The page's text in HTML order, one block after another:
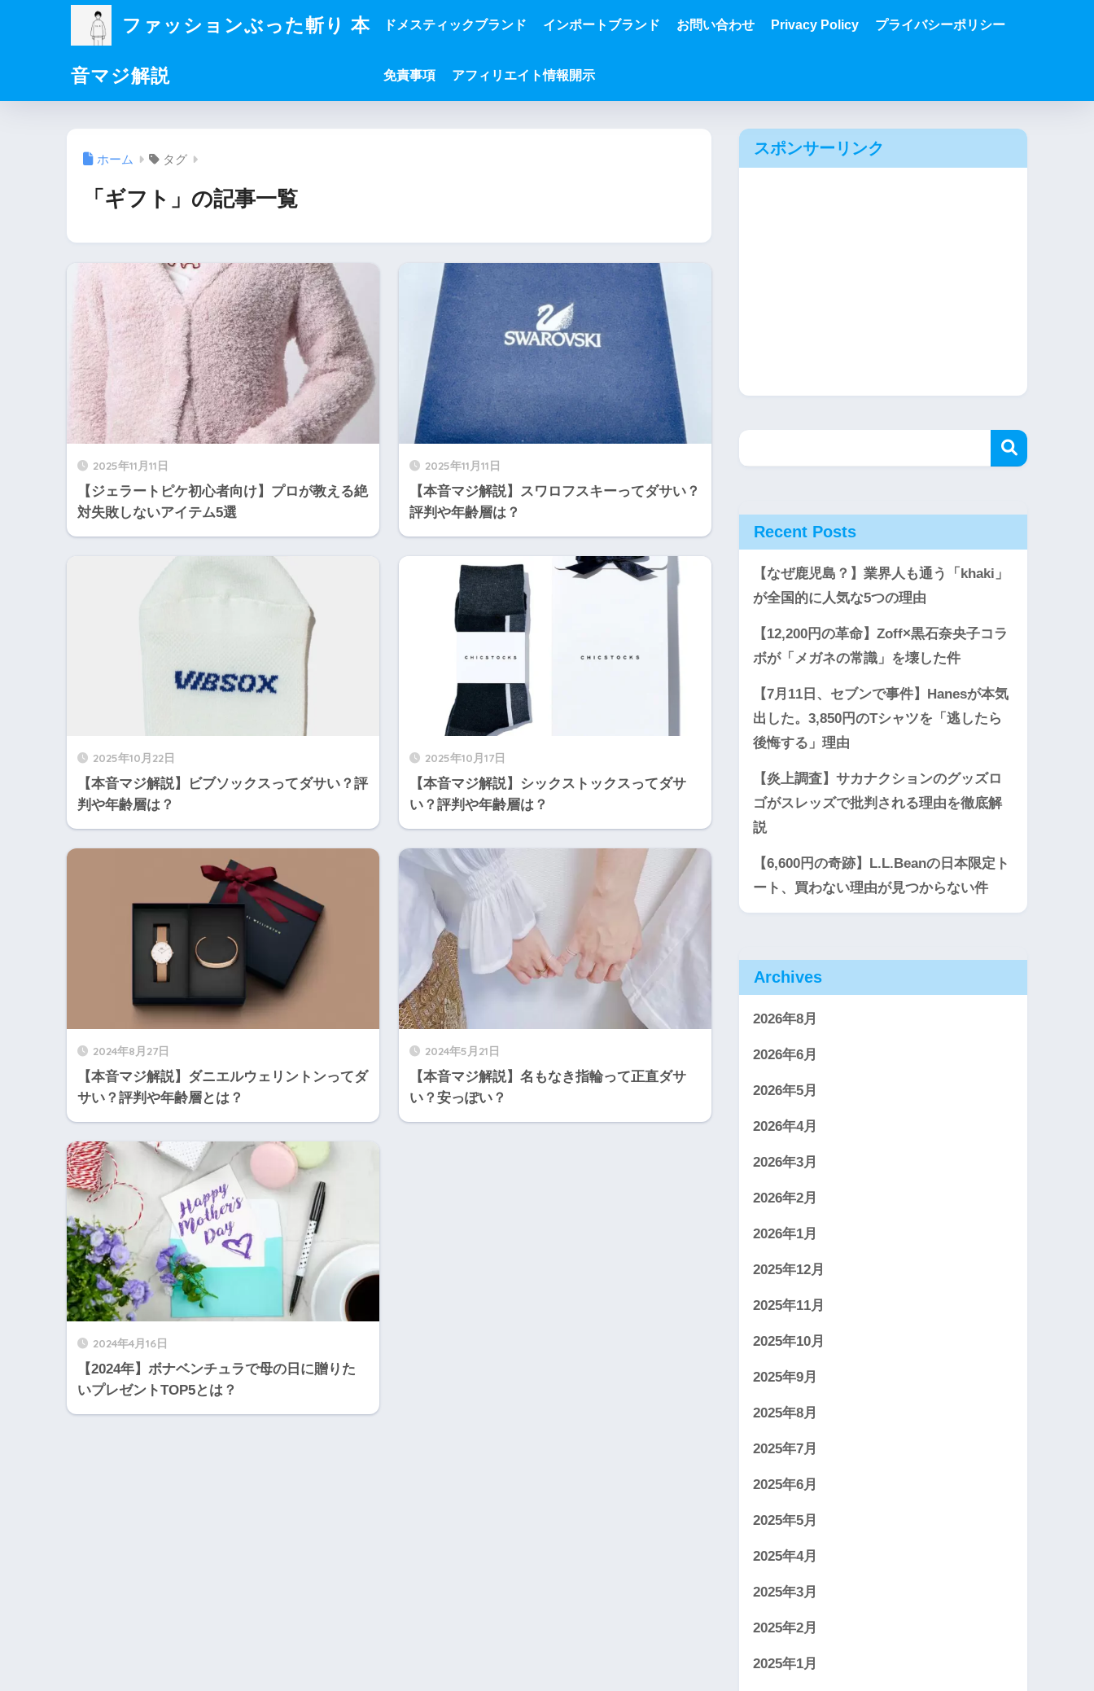
ファッションぶった斬り 本
音マジ解説
ドメスティックブランド インポートブランド お問い合わせ Privacy Policy プライバシーポリシー
免責事項 アフィリエイト情報開示
ホーム タグ
「ギフト」の記事一覧
2025年11月11日
【ジェラートピケ初心者向け】プロが教える絶
対失敗しないアイテム5選
2025年11月11日
【本音マジ解説】スワロフスキーってダサい？
評判や年齢層は？
2025年10月22日
【本音マジ解説】ビブソックスってダサい？評
判や年齢層は？
2025年10月17日
【本音マジ解説】シックストックスってダサ
い？評判や年齢層は？
2024年8月27日
【本音マジ解説】ダニエルウェリントンってダ
サい？評判や年齢層とは？
2024年5月21日
【本音マジ解説】名もなき指輪って正直ダサ
い？安っぽい？
2024年4月16日
【2024年】ボナベンチュラで母の日に贈りた
いプレゼントTOP5とは？
スポンサーリンク
Recent Posts
【なぜ鹿児島？】業界人も通う「khaki」
が全国的に人気な5つの理由
【12,200円の革命】Zoff×黒石奈央子コラ
ボが「メガネの常識」を壊した件
【7月11日、セブンで事件】Hanesが本気
出した。3,850円のTシャツを「逃したら
後悔する」理由
【炎上調査】サカナクションのグッズロ
ゴがスレッズで批判される理由を徹底解
説
【6,600円の奇跡】L.L.Beanの日本限定ト
ート、買わない理由が見つからない件
Archives
2026年8月
2026年6月
2026年5月
2026年4月
2026年3月
2026年2月
2026年1月
2025年12月
2025年11月
2025年10月
2025年9月
2025年8月
2025年7月
2025年6月
2025年5月
2025年4月
2025年3月
2025年2月
2025年1月